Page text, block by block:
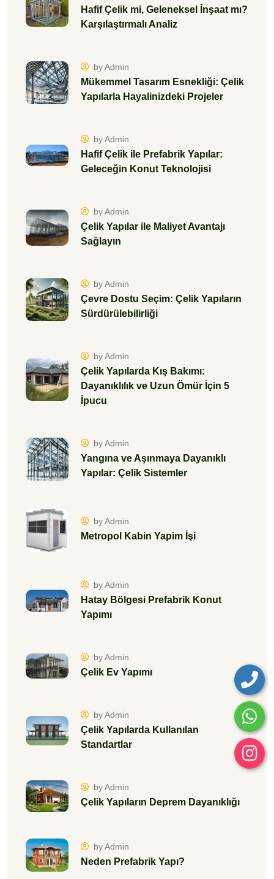
Hafif Çelik mi, Geleneksel İnşaat mı?
Karşılaştırmalı Analiz
by Admin
Mükemmel Tasarım Esnekliği: Çelik
Yapılarla Hayalinizdeki Projeler
by Admin
Hafif Çelik ile Prefabrik Yapılar:
Geleceğin Konut Teknolojisi
by Admin
Çelik Yapılar ile Maliyet Avantajı
Sağlayın
by Admin
Çevre Dostu Seçim: Çelik Yapıların
Sürdürülebilirliği
by Admin
Çelik Yapılarda Kış Bakımı:
Dayanıklılık ve Uzun Ömür İçin 5
İpucu
by Admin
Yangına ve Aşınmaya Dayanıklı
Yapılar: Çelik Sistemler
by Admin
Metropol Kabin Yapim İşi
by Admin
Hatay Bölgesi Prefabrik Konut
Yapımı
by Admin
Çelik Ev Yapımı
by Admin
Çelik Yapılarda Kullanılan
Standartlar
by Admin
Çelik Yapıların Deprem Dayanıklığı
by Admin
Neden Prefabrik Yapı?